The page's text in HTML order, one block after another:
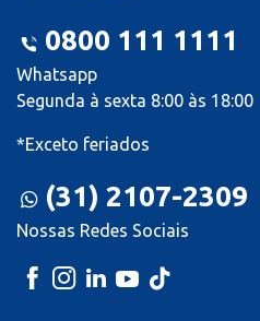
0800 111 1111
Whatsapp
Segunda à sexta 8:00 às 18:00
*Exceto feriados
(31) 2107-2309
Nossas Redes Sociais